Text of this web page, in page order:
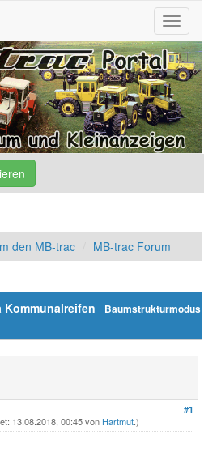
den MB-trac MB-trac Forum
Baumstrukturmodus
#1
13.08.2018, 00:45 von Hartmut.)